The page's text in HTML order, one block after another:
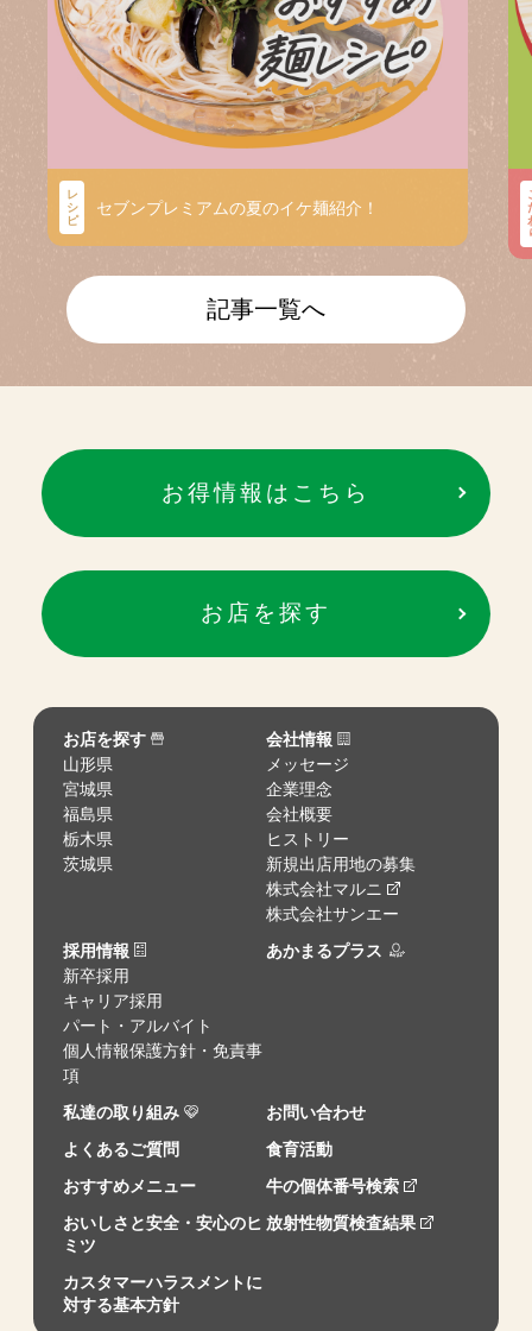
レ
シ
ピ
セブンプレミアムの夏のイケ麺紹介！
記事一覧へ
お得情報はこちら
お店を探す
お店を探す
山形県
宮城県
福島県
栃木県
茨城県
会社情報
メッセージ
企業理念
会社概要
ヒストリー
新規出店用地の募集
株式会社マルニ
株式会社サンエー
採用情報
新卒採用
キャリア採用
パート・アルバイト
個人情報保護方針・免責事
項
あかまるプラス
私達の取り組み
お問い合わせ
よくあるご質問
食育活動
おすすめメニュー
牛の個体番号検索
おいしさと安全・安心のヒ
ミツ
放射性物質検査結果
カスタマーハラスメントに
対する基本方針